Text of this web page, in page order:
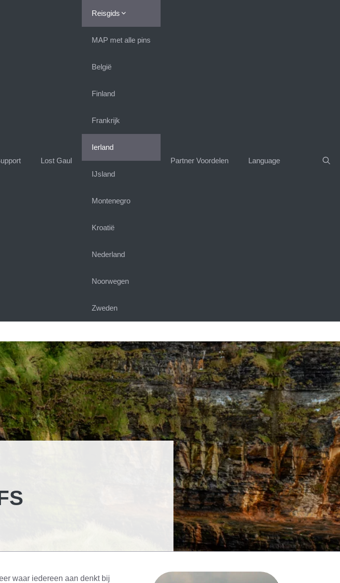
Lost Gaul
Reisgids
MAP met alle pins
België
Finland
Frankrijk
Ierland
IJsland
Montenegro
Kroatië
Nederland
Noorwegen
Zweden
Partner Voordelen Language
waar iedereen aan denkt bij